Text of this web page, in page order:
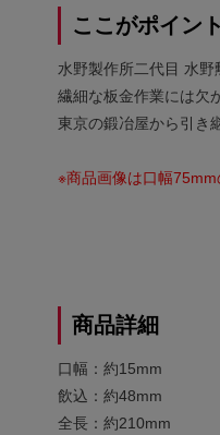
ここがポイン
水野製作所二代目 水野
繊細な板金作業には欠
東京の鍛冶屋から引き
※商品画像は口幅75mm
商品詳細
口幅：約15mm
飲込：約48mm
全長：約210mm